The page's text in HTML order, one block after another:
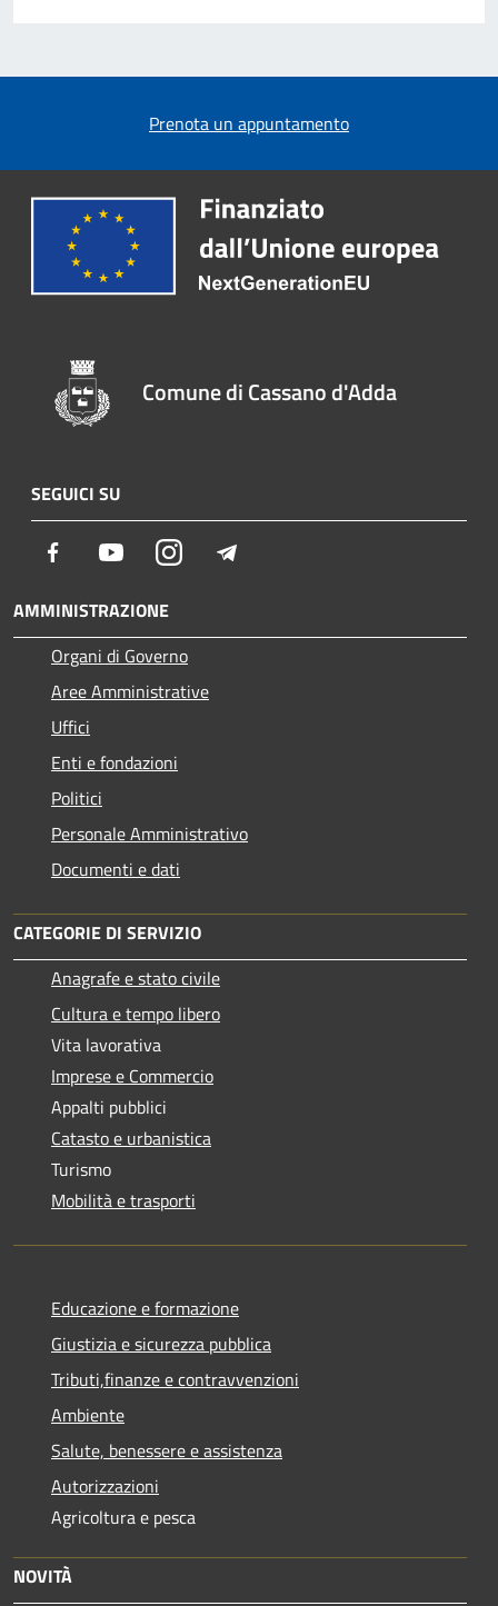
Prenota un appuntamento
Comune di Cassano d'Adda
SEGUICI SU
Facebook YoutubeInstagram
AMMINISTRAZIONE
Organi di Governo
Aree Amministrative
Uffici
Enti e fondazioni
Politici
Personale Amministrativo
Documenti e dati
CATEGORIE DI SERVIZIO
Anagrafe e stato civile
Cultura e tempo libero
Vita lavorativa
Imprese e Commercio
Appalti pubblici
Catasto e urbanistica
Turismo
Mobilità e trasporti
Educazione e formazione
Giustizia e sicurezza pubblica
Tributi,finanze e contravvenzioni
Ambiente
Salute, benessere e assistenza
Autorizzazioni
Agricoltura e pesca
NOVITÀ